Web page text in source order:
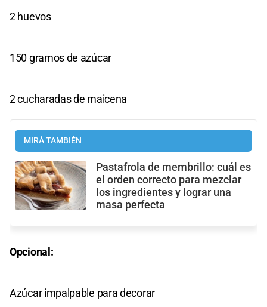
2 huevos
150 gramos de azúcar
2 cucharadas de maicena
MIRÁ TAMBIÉN
Pastafrola de membrillo: cuál es
el orden correcto para mezclar
los ingredientes y lograr una
masa perfecta
Opcional:
Azúcar impalpable para decorar